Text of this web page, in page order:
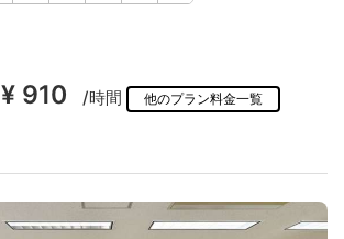
¥ 910 /時間 他のプラン料金一覧